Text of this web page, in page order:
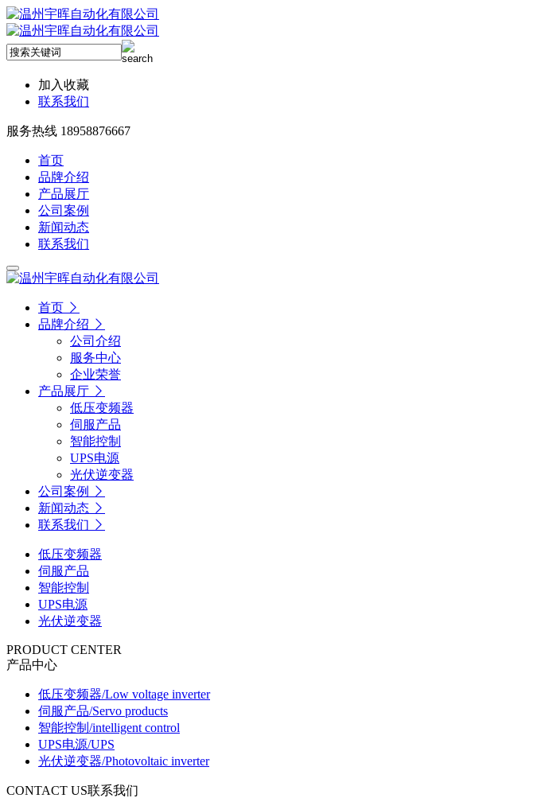
加入收藏
联系我们
服务热线 18958876667
首页
品牌介绍
产品展厅
公司案例
新闻动态
联系我们
首页
品牌介绍
公司介绍
服务中心
企业荣誉
产品展厅
低压变频器
伺服产品
智能控制
UPS电源
光伏逆变器
公司案例
新闻动态
联系我们
低压变频器
伺服产品
智能控制
UPS电源
光伏逆变器
PRODUCT CENTER
产品中心
低压变频器/Low voltage inverter
伺服产品/Servo products
智能控制 /intelligent control
UPS电源/UPS
光伏逆变器/Photovoltaic inverter
CONTACT US联系我们